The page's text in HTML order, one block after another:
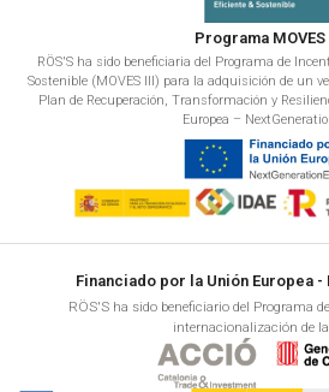
Programa MOVES
RÖS'S ha sido beneficiaria del Programa de
Sostenible (MOVES III) para la adquisición de un
Plan de Recuperación, Transformación y
Europea –
Financiado por la Unión Europea -
RÖS'S ha sido beneficiario del Programa
internacionalización de